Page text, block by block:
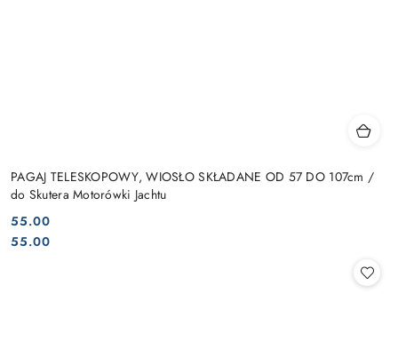
PAGAJ TELESKOPOWY, WIOSŁO SKŁADANE OD 57 DO 107cm /
do Skutera Motorówki Jachtu
Cena:
55.00
Cena:
55.00